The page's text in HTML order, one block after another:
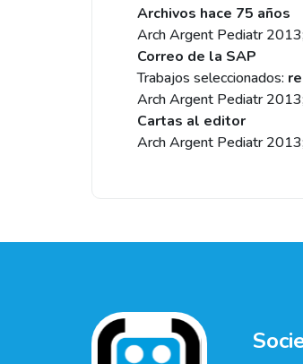
Archivos hace 75 años
Arch Argent Pediatr
Correo de la SAP
Trabajos seleccionados:
Arch Argent Pediatr
Cartas al editor
Arch Argent Pediatr